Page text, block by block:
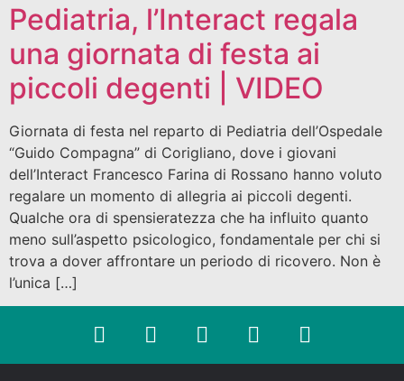
Pediatria, l’Interact regala
una giornata di festa ai
piccoli degenti | VIDEO
Giornata di festa nel reparto di Pediatria dell’Ospedale
“Guido Compagna” di Corigliano, dove i giovani
dell’Interact Francesco Farina di Rossano hanno voluto
regalare un momento di allegria ai piccoli degenti.
Qualche ora di spensieratezza che ha influito quanto
meno sull’aspetto psicologico, fondamentale per chi si
trova a dover affrontare un periodo di ricovero. Non è
l’unica […]